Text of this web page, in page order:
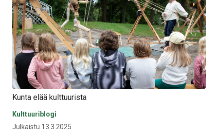
Kunta elää kulttuurista
Kulttuuriblogi
Julkaistu 13.3.2025